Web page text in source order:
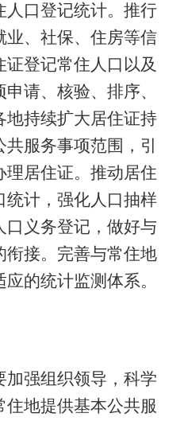
口登记统计。推行
业、社保、住房等信
登记常住人口以及
请、核验、排序、
地持续扩大居住证持
服务事项范围，引
理居住证。推动居住
统计，强化人口抽样
口义务登记，做好与
衔接。完善与常住地
的统计监测体系。
强组织领导，科学
地提供基本公共服